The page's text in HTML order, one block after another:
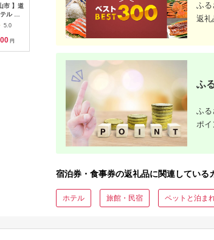
市 】道
ル 宿
円分 |
旅行
】
5.0
円
FABRIC TOKYO オー
ダーセットアップお仕
立て券 95,000円相当
石川 金沢 加賀百万石
加賀 百万石 北陸 北陸
5.0
317,000
保護猫ホーム&カフェ
ねこらぼ 施設ご利用
券 3000円分
5.0
12,000
【
短
別
お
観
す
ふる
返礼
ふ
ふる
ポ
宿泊券・食事券の返礼品に関連している
ホテル 旅館・民宿 ペットと泊ま